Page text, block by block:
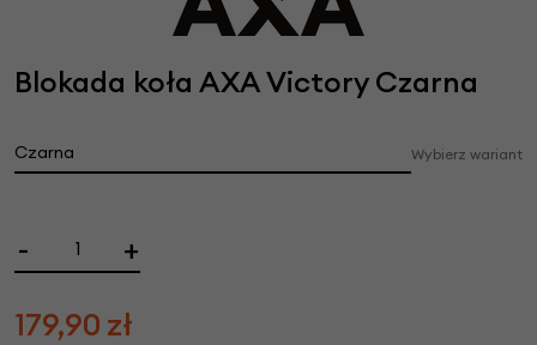
Blokada koła AXA Victory Czarna
Czarna Wybierz wariant
- +
179,90 zł